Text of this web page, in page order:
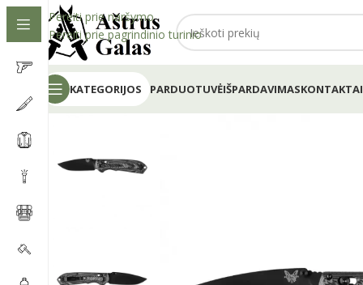
Pereiti prie naršymo
Pereiti prie pagrindinio turinio
KATEGORIJOS PARDUOTUVĖIŠPARDAVIMASKONTAKTAI